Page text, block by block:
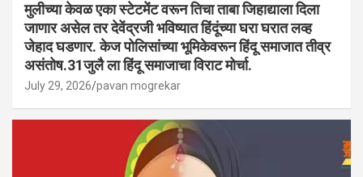
मुलीच्या केवळ एका स्टेटमेंट वरून तिचा ताबा जिहाद्याला दिला
जाणार असेल तर देवेंद्रजी भविष्यात हिंदूंच्या घरा घरात लव्ह
जेहाद घडणार. केज पोलिसांच्या भूमिकेवरून हिंदू समाजात तीव्र
असंतोष.31जुलै ला हिंदू समाजाचा विराट मोर्चा.
July 29, 2026 pavan mogrekar